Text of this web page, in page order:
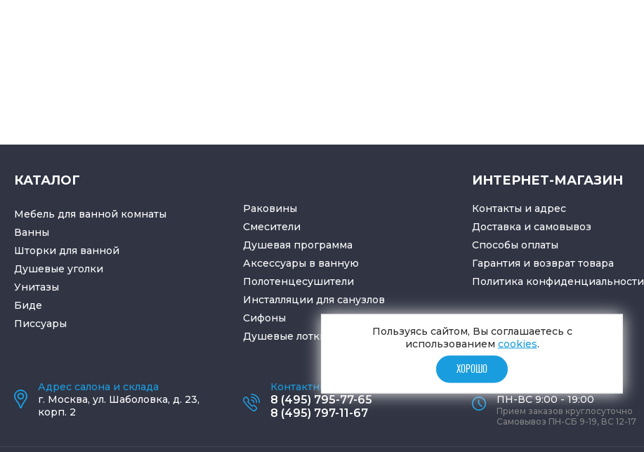
КАТАЛОГ
Мебель для ванной комнаты
Ванны
Шторки для ванной
Душевые уголки
Унитазы
Биде
Писсуары
Раковины
Смесители
Душевая программа
Аксессуары в ванную
Полотенцесушители
Инсталляции для санузлов
Cифоны
Душевые лотки
ИНТЕРНЕТ-МАГАЗИН
Контакты и адрес
Доставка и самовывоз
Способы оплаты
Гарантия и возврат товара
Политика конфиденциальности
Адрес салона и склада
г. Москва, ул. Шаболовка, д. 23,
корп. 2
Контактные телефоны
8 (495) 795-77-65
8 (495) 797-11-67
Время работы офиса
ПН-ВС 9:00 - 19:00
Прием заказов круглосуточно
Самовывоз ПН-СБ 9-19, ВС 12-17
Пользуясь сайтом, Вы соглашаетесь с
использованием cookies.
ХОРОШО